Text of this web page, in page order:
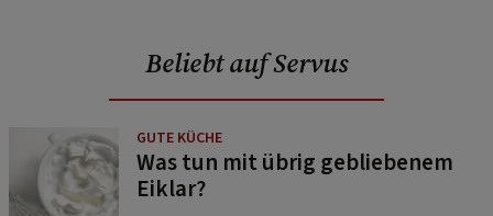
Beliebt auf Servus
GUTE KÜCHE
Was tun mit übrig gebliebenem
Eiklar?